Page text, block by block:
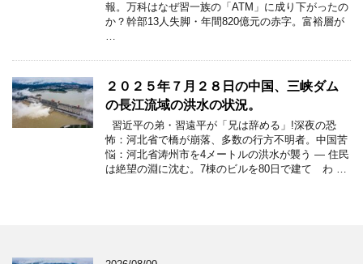
報。万科はなぜ習一族の「ATM」に成り下がったの
か？幹部13人失脚・年間820億元の赤字。富裕層が
…
２０２５年７月２８日の中国、三峡ダム
の長江流域の洪水の状況。
習近平の弟・習遠平が「兄は辞める」!深夜の恐
怖：河北省で橋が崩落、多数の行方不明者。中国苦
悩：河北省涛州市を4メートルの洪水が襲う ― 住民
は絶望の淵に沈む。7棟のビルを80日で建て わ …